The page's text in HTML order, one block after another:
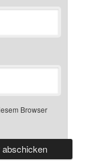
Browser